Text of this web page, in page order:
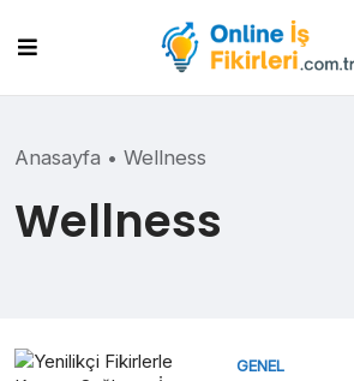
content
Anasayfa • Wellness
Wellness
GENEL